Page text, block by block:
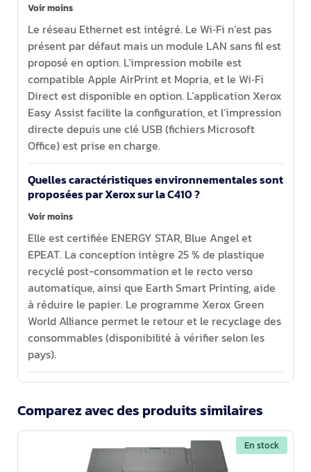
Voir moins
Le réseau Ethernet est intégré. Le Wi‑Fi n’est pas
présent par défaut mais un module LAN sans fil est
proposé en option. L’impression mobile est
compatible Apple AirPrint et Mopria, et le Wi‑Fi
Direct est disponible en option. L’application Xerox
Easy Assist facilite la configuration, et l’impression
directe depuis une clé USB (fichiers Microsoft
Office) est prise en charge.
Quelles caractéristiques environnementales sont
proposées par Xerox sur la C410 ?
Voir moins
Elle est certifiée ENERGY STAR, Blue Angel et
EPEAT. La conception intègre 25 % de plastique
recyclé post-consommation et le recto verso
automatique, ainsi que Earth Smart Printing, aide
à réduire le papier. Le programme Xerox Green
World Alliance permet le retour et le recyclage des
consommables (disponibilité à vérifier selon les
pays).
Comparez avec des produits similaires
En stock